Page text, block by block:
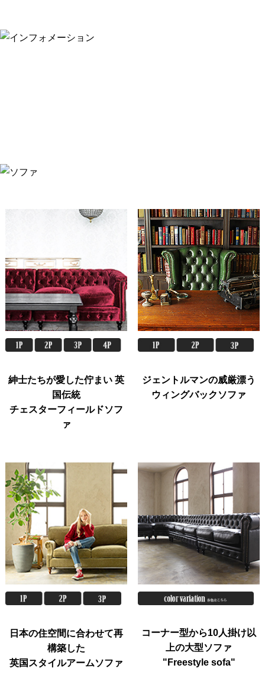
紳士たちが愛した佇まい 英
国伝統
チェスターフィールドソフ
ァ
ジェントルマンの威厳漂う
ウィングバックソファ
日本の住空間に合わせて再
構築した
英国スタイルアームソファ
コーナー型から10人掛け以
上の大型ソファ
"Freestyle sofa"